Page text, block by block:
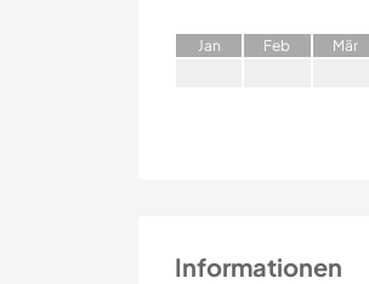
Jan Feb Mär
Informationen